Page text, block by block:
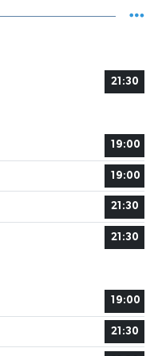
21:30
19:00
19:00
21:30
21:30
19:00
21:30